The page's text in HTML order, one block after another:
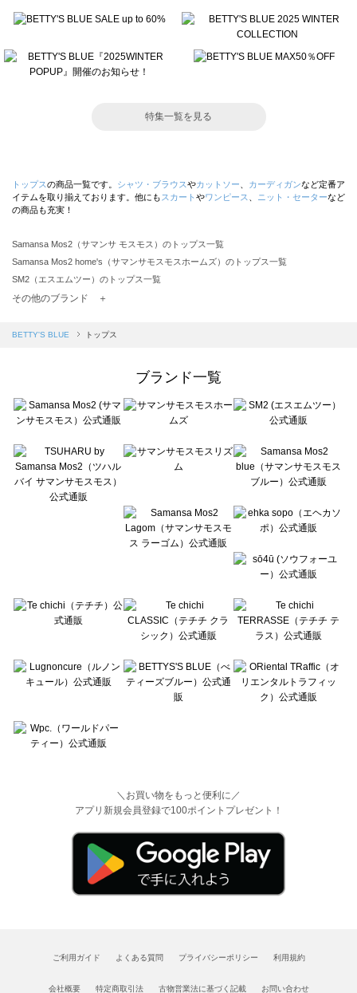
特集一覧を見る
トップスの商品一覧です。 シャツ・ブラウスやカットソー カーディガンなど定番ア
イテムを取り揃えております。他にも スカート やワンピース ニット・セーターなど
の商品も充実！
Samansa Mos2（サマンサ モスモス）のトップス一覧
Samansa Mos2 home's（サマンサモスモスホームズ）のトップス一覧
SM2（エスエムツー）のトップス一覧
TSUHARU by Samansa Mos2（ツハルバイサマンサモスモス）のトップス一覧
Samansa Mos2 blue（サマンサモスモス ブルー）のトップス一覧
sō4ū（ソウフォーユー）のトップス一覧
Te chichi（テチチ）のトップス一覧
Te chichi CLASSIC（テチチ クラシック）のトップス一覧
Lugnoncure（ルノンキュール）のトップス一覧
BETTY'S BLUE（べティーズブルー）のトップス一覧
Wpc.（ワールドパーティー）のトップス一覧
その他のブランド ＋
BETTY'S BLUE トップス
ブランド一覧
＼お買い物をもっと便利に／
アプリ新規会員登録で100ポイントプレゼント！
ご利用ガイド よくある質問 プライバシーポリシー 利用規約
会社概要 特定商取引法 古物営業法に基づく記載 お問い合わせ